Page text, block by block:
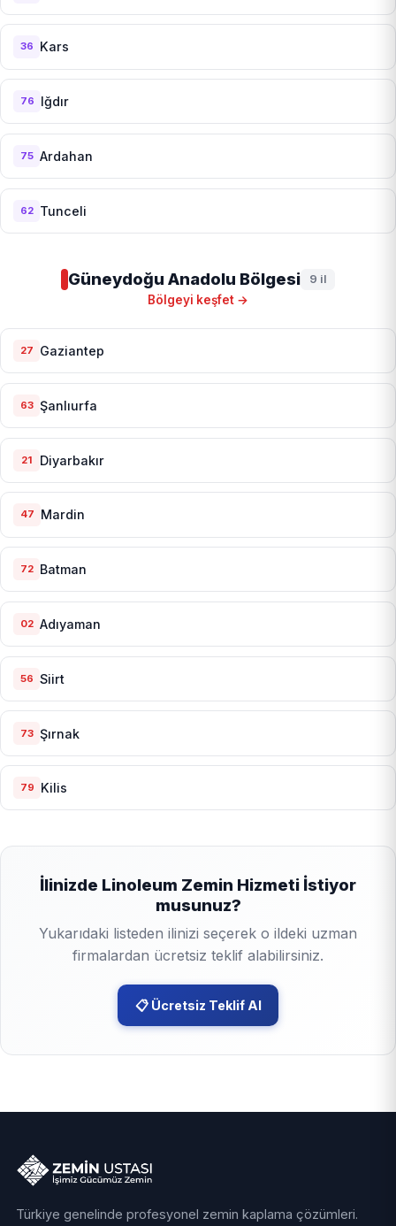
36 Kars
76 Iğdır
75 Ardahan
62 Tunceli
Güneydoğu Anadolu Bölgesi 9 il
Bölgeyi keşfet →
27 Gaziantep
63 Şanlıurfa
21 Diyarbakır
47 Mardin
72 Batman
02 Adıyaman
56 Siirt
73 Şırnak
79 Kilis
İlinizde Linoleum Zemin Hizmeti İstiyor
musunuz?
Yukarıdaki listeden ilinizi seçerek o ildeki uzman
firmalardan ücretsiz teklif alabilirsiniz.
📋 Ücretsiz Teklif Al
Türkiye genelinde profesyonel zemin kaplama çözümleri.